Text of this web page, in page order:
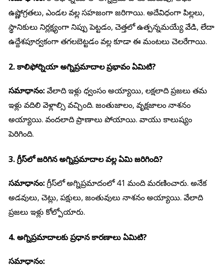
ఉష్ణోగ్రతలు, ఎండల వల్ల సహజంగా జరిగాయి. అదేవిధంగా పిల్లలు,
స్థానికులు నిర్లక్ష్యంగా నిప్పు పెట్టడం, చెత్తలో ఉత్పన్నమయ్యే వేడి, లేదా
ఉద్దేశపూర్వకంగా తగలబెట్టడం వల్ల కూడా ఈ మంటలు చెలరేగాయి.
2. కాలిఫోర్నియా అగ్నిప్రమాదాల ప్రభావం ఏమిటి?
సమాధానం:వేలాది ఇళ్లు ధ్వంసం అయ్యాయి, లక్షలాది ప్రజలు తమ
ఇళ్లు వదిలి వెళ్లాల్సి వచ్చింది. జంతుజాలం, వృక్షజాలం నాశనం
అయ్యాయి. వందలాది ప్రాణాలు పోయాయి. వాయు కాలుష్యం
పెరిగింది.
3. గ్రీస్‌లో జరిగిన అగ్నిప్రమాదాల వల్ల ఏమి జరిగింది?
సమాధానం:గ్రీస్‌లో అగ్నిప్రమాదంలో 41 మంది మరణించారు. అనేక
అడవులు, చెట్లు, పక్షులు, జంతువులు నాశనం అయ్యాయి. వేలాది
ప్రజలు ఇళ్లు కోల్పోయారు.
4. అగ్నిప్రమాదాలకు ప్రధాన కారణాలు ఏమిటి?
సమాధానం: